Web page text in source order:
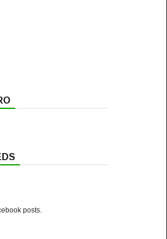
posts.